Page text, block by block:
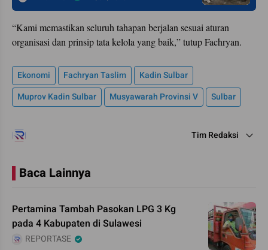
“Kami memastikan seluruh tahapan berjalan sesuai aturan
organisasi dan prinsip tata kelola yang baik,” tutup Fachryan.
Ekonomi Fachryan Taslim
Kadin Sulbar
Muprov Kadin Sulbar
Musyawarah Provinsi V Sulbar
Tim Redaksi
Baca Lainnya
Pertamina Tambah Pasokan LPG 3 Kg
pada 4 Kabupaten di Sulawesi
REPORTASE